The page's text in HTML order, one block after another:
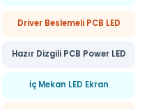
Driver Beslemeli PCB LED
Hazır Dizgili PCB Power LED
İç Mekan LED Ekran